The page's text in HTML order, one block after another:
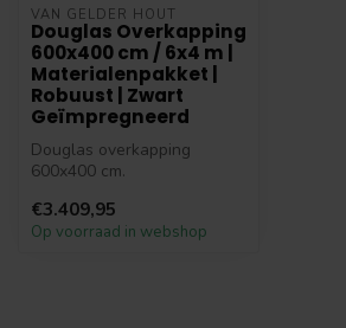
VAN GELDER HOUT
Douglas Overkapping
600x400 cm / 6x4 m |
Materialenpakket |
Robuust | Zwart
Geïmpregneerd
Douglas overkapping
600x400 cm.
Douglas hout met een
afmet...
€3.409,95
Op voorraad in webshop